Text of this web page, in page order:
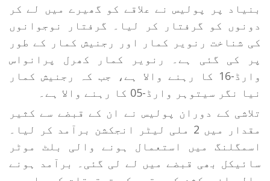
بنیاد پر پولیس نے علاقے کو گھیرے میں لے کر
دونوں کو گرفتار کر لیا۔ گرفتار نوجوانوں
کی شناخت رنویر کمار اور رجنیش کمار کے طور
پر کی گئی ہے۔ رنویر کمار کھرل پرانواس
وارڈ-16 کا رہنے والا ہے، جب کہ رجنیش کمار
نیا نگر سیتوہر وارڈ-05 کا رہنے والا ہے۔
تلاشی کے دوران پولیس نے ان کے قبضے سے کثیر
مقدار میں 2 ملی لیٹر انجکشن برآمد کر لیا۔
اسمگلنگ میں استعمال ہونے والی بلٹ موٹر
سائیکل بھی قبضے میں لے لی گئی۔ برآمد ہونے